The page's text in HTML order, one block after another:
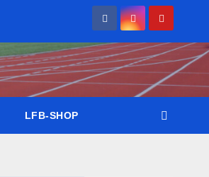
LFB-SHOP